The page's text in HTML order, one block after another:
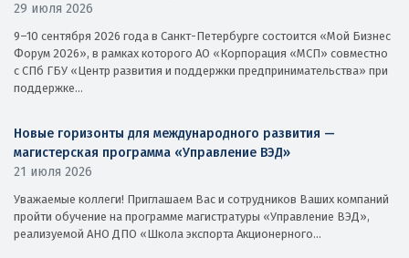
29 июля 2026
9–10 сентября 2026 года в Санкт-Петербурге состоится «Мой Бизнес
Форум 2026», в рамках которого АО «Корпорация «МСП» совместно
с СПб ГБУ «Центр развития и поддержки предпринимательства» при
поддержке...
Новые горизонты для международного развития —
магистерская программа «Управление ВЭД»
21 июля 2026
Уважаемые коллеги! Приглашаем Вас и сотрудников Ваших компаний
пройти обучение на программе магистратуры «Управление ВЭД»,
реализуемой АНО ДПО «Школа экспорта Акционерного...